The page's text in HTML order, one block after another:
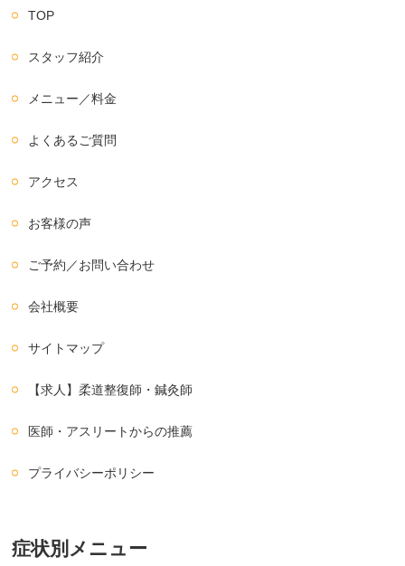
TOP
スタッフ紹介
メニュー／料金
よくあるご質問
アクセス
お客様の声
ご予約／お問い合わせ
会社概要
サイトマップ
【求人】柔道整復師・鍼灸師
医師・アスリートからの推薦
プライバシーポリシー
症状別メニュー